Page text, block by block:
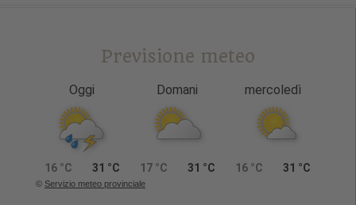
Previsione meteo
Oggi Domani mercoledì
© Servizio meteo provinciale
16 °C 31 °C 17 °C 31 °C 16 °C 31 °C